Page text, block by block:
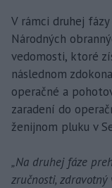
V rámci druhej
Národných
vedomosti, ktoré
následnom
operačné a
zaradení do
ženijnom pluku v
„Na druhej fáze
zručnosti,